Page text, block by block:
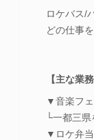
ロケバス/
どの仕事
【主な業
▼音楽フ
└一都三
▼ロケ弁